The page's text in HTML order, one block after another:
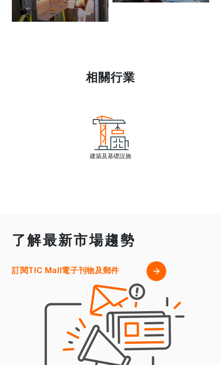
相關行業
建築及基礎設施
了解最新市場趨勢
訂閱TIC Mall電子刊物及郵件